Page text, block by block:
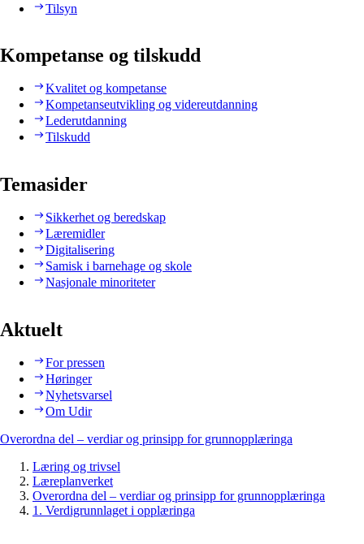
Tilsyn
Kompetanse og tilskudd
Kvalitet og kompetanse
Kompetanseutvikling og videreutdanning
Lederutdanning
Tilskudd
Temasider
Sikkerhet og beredskap
Læremidler
Digitalisering
Samisk i barnehage og skole
Nasjonale minoriteter
Aktuelt
For pressen
Høringer
Nyhetsvarsel
Om Udir
Overordna del – verdiar og prinsipp for grunnopplæringa
Læring og trivsel
Læreplanverket
Overordna del – verdiar og prinsipp for grunnopplæringa
1. Verdigrunnlaget i opplæringa